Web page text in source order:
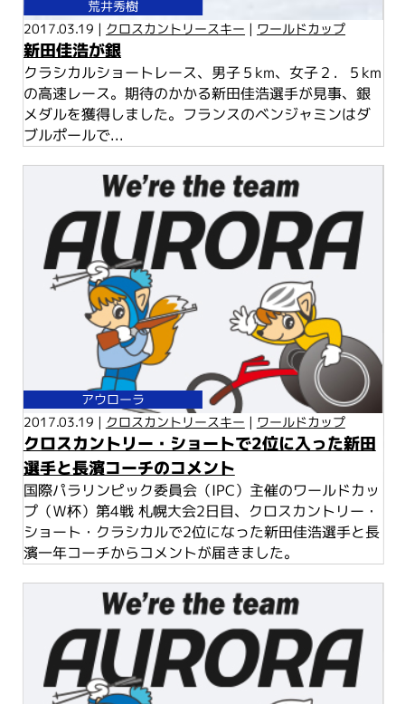
荒井秀樹
2017.03.19 | クロスカントリースキー | ワールドカップ
新田佳浩が銀
クラシカルショートレース、男子５km、女子２．５km
の高速レース。期待のかかる新田佳浩選手が見事、銀
メダルを獲得しました。フランスのベンジャミンはダ
ブルポールで...
アウローラ
2017.03.19 | クロスカントリースキー | ワールドカップ
クロスカントリー・ショートで2位に入った新田
選手と長濱コーチのコメント
国際パラリンピック委員会（IPC）主催のワールドカッ
プ（Ｗ杯）第4戦 札幌大会2日目、クロスカントリー・
ショート・クラシカルで2位になった新田佳浩選手と長
濱一年コーチからコメントが届きました。